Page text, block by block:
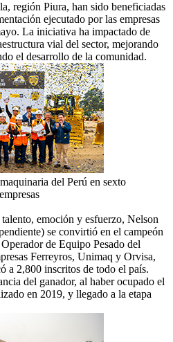
región Piura, han sido beneficiadas
ejecutado por las empresas
La iniciativa ha impactado de
vial del sector, mejorando
el desarrollo de la comunidad.
del Perú en sexto
emoción y esfuerzo, Nelson
se convirtió en el campeón
de Equipo Pesado del
Ferreyros, Unimaq y Orvisa,
a 2,800 inscritos de todo el país.
del ganador, al haber ocupado el
en 2019, y llegado a la etapa